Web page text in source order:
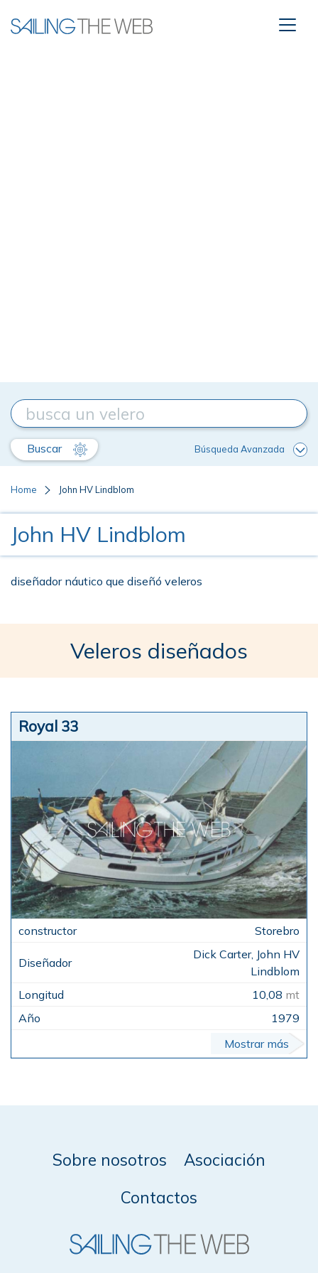
Buscar Búsqueda Avanzada
Home John HV Lindblom
John HV Lindblom
diseñador náutico que diseñó veleros
Veleros diseñados
Royal 33
Storebro
Dick Carter, John HV
Lindblom
10,08 mt
1979
Mostrar más
Sobre nosotros
Asociación
Contactos